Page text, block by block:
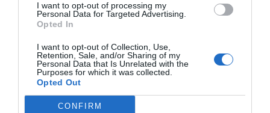
I want to opt-out of processing my
Personal Data for Targeted Advertising.
Opted In
I want to opt-out of Collection, Use,
Retention, Sale, and/or Sharing of my
Personal Data that Is Unrelated with the
Purposes for which it was collected.
Opted Out
CONFIRM
στερείται της προσωπικής πινελιάς. Ο άνθρωπος
δεν μπορεί να υποκατασταθεί πλήρως σε καμια
περίπτωση.
Οι δωρεάν εκδόσεις μπορεί να μην παρέχουν
εξαιρετικά εξειδικευμένες λύσεις για πολύπλοκα
προβλήματα, απαιτώντας περαιτέρω ανθρώπινη